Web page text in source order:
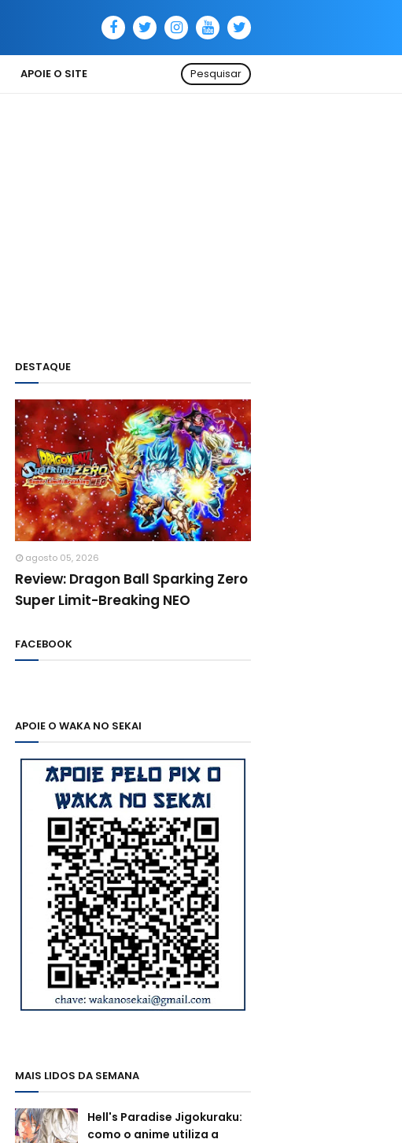
APOIE O SITE Pesquisar
DESTAQUE
agosto 05, 2026
Review: Dragon Ball Sparking Zero
Super Limit-Breaking NEO
FACEBOOK
APOIE O WAKA NO SEKAI
MAIS LIDOS DA SEMANA
Hell's Paradise Jigokuraku:
como o anime utiliza a